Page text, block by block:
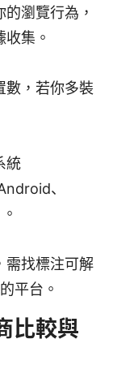
瀏覽行為，
集。
數，若你多裝
統
、
需找標注可解
平台。
比較與